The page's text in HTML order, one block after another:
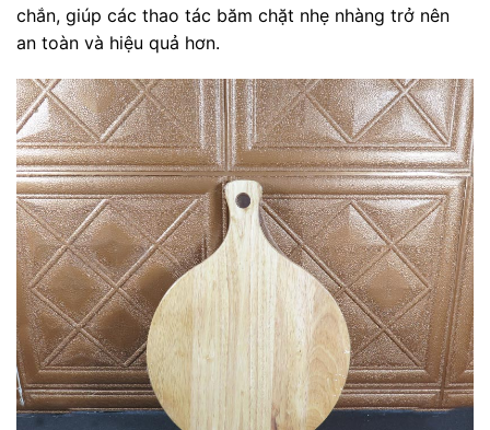
chắn, giúp các thao tác băm chặt nhẹ nhàng trở nên
an toàn và hiệu quả hơn.